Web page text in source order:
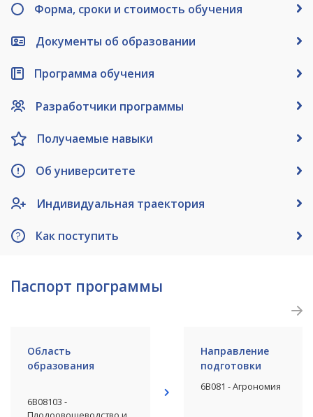
Форма, сроки и стоимость обучения
Документы об образовании
Программа обучения
Разработчики программы
Получаемые навыки
Об университете
Индивидуальная траектория
Как поступить
Паспорт программы
Область
образования
6В08103 -
Направление
подготовки
6В081 - Агрономия